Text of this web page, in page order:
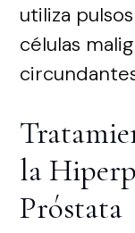
utiliza
células
la
Próstata